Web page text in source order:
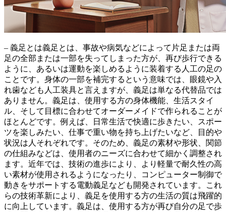
– 義足とは義足とは、事故や病気などによって片足または両
足の全部または一部を失ってしまった方が、再び歩行できる
ように、あるいは運動を楽しめるように装着する人工の足の
こと です。身体の一部を補完するという意味では、眼鏡や入
れ歯なども人工装具と言えますが、義足は単なる代替品では
ありません。義足は、使用する方の身体機能、生活スタイ
ル、そして目標に合わせてオーダーメイドで作られることが
ほとんどです。例えば、日常生活で快適に歩きたい、スポー
ツを楽しみたい、仕事で重い物を持ち上げたいなど、目的や
状況は人それぞれです。そのため、義足の素材や形状、関節
の仕組みなどは、使用者のニーズに合わせて細かく調整され
ます。 近年では、技術の進歩により、より軽量で耐久性の高
い素材が使用されるようになったり、コンピューター制御で
動きをサポートする電動義足なども開発されています。これ
らの技術革新により、義足を使用する方の生活の質は飛躍的
に向上しています。義足は、使用する方が再び自分の足で歩